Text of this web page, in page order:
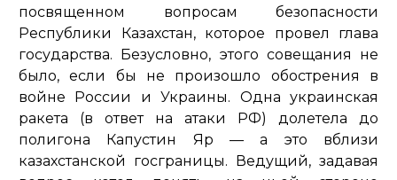
посвященном вопросам безопасности
Республики Казахстан, которое провел глава
государства. Безусловно, этого совещания не
было, если бы не произошло обострения в
войне России и Украины. Одна украинская
ракета (в ответ на атаки РФ) долетела до
полигона Капустин Яр — а это вблизи
казахстанской госграницы. Ведущий, задавая